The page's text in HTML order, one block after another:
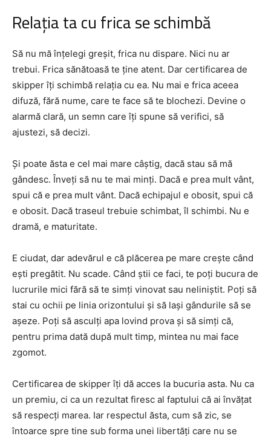
Relația ta cu frica se schimbă
Să nu mă înțelegi greșit, frica nu dispare. Nici nu ar
trebui. Frica sănătoasă te ține atent. Dar certificarea de
skipper îți schimbă relația cu ea. Nu mai e frica aceea
difuză, fără nume, care te face să te blochezi. Devine o
alarmă clară, un semn care îți spune să verifici, să
ajustezi, să decizi.
Și poate ăsta e cel mai mare câștig, dacă stau să mă
gândesc. Înveți să nu te mai minți. Dacă e prea mult vânt,
spui că e prea mult vânt. Dacă echipajul e obosit, spui că
e obosit. Dacă traseul trebuie schimbat, îl schimbi. Nu e
dramă, e maturitate.
E ciudat, dar adevărul e că plăcerea pe mare crește când
ești pregătit. Nu scade. Când știi ce faci, te poți bucura de
lucrurile mici fără să te simți vinovat sau neliniștit. Poți să
stai cu ochii pe linia orizontului și să lași gândurile să se
așeze. Poți să asculți apa lovind prova și să simți că,
pentru prima dată după mult timp, mintea nu mai face
zgomot.
Certificarea de skipper îți dă acces la bucuria asta. Nu ca
un premiu, ci ca un rezultat firesc al faptului că ai învățat
să respecți marea. Iar respectul ăsta, cum să zic, se
întoarce spre tine sub forma unei libertăți care nu se